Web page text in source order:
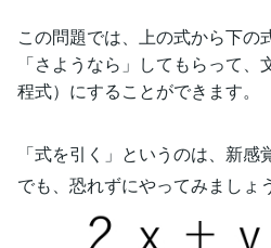
この問題では、上の式から下の
「さようなら」してもらって
程式）にすることができます。
「式を引く」というのは、新感
でも、恐れずにやってみましょう